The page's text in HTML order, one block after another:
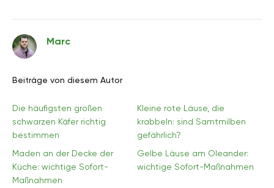
Marc
Beiträge von diesem Autor
Die häufigsten großen
schwarzen Käfer richtig
bestimmen
Kleine rote Läuse, die
krabbeln: sind Samtmilben
gefährlich?
Maden an der Decke der
Küche: wichtige Sofort-
Maßnahmen
Gelbe Läuse am Oleander:
wichtige Sofort-Maßnahmen